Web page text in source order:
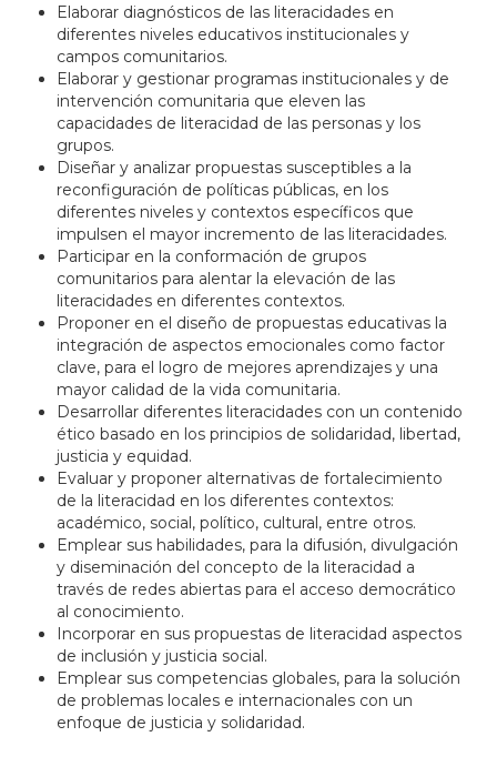
Elaborar diagnósticos de las literacidades en
diferentes niveles educativos institucionales y
campos comunitarios.
Elaborar y gestionar programas institucionales y de
intervención comunitaria que eleven las
capacidades de literacidad de las personas y los
grupos.
Diseñar y analizar propuestas susceptibles a la
reconfiguración de políticas públicas, en los
diferentes niveles y contextos específicos que
impulsen el mayor incremento de las literacidades.
Participar en la conformación de grupos
comunitarios para alentar la elevación de las
literacidades en diferentes contextos.
Proponer en el diseño de propuestas educativas la
integración de aspectos emocionales como factor
clave, para el logro de mejores aprendizajes y una
mayor calidad de la vida comunitaria.
Desarrollar diferentes literacidades con un contenido
ético basado en los principios de solidaridad, libertad,
justicia y equidad.
Evaluar y proponer alternativas de fortalecimiento
de la literacidad en los diferentes contextos:
académico, social, político, cultural, entre otros.
Emplear sus habilidades, para la difusión, divulgación
y diseminación del concepto de la literacidad a
través de redes abiertas para el acceso democrático
al conocimiento.
Incorporar en sus propuestas de literacidad aspectos
de inclusión y justicia social.
Emplear sus competencias globales, para la solución
de problemas locales e internacionales con un
enfoque de justicia y solidaridad.